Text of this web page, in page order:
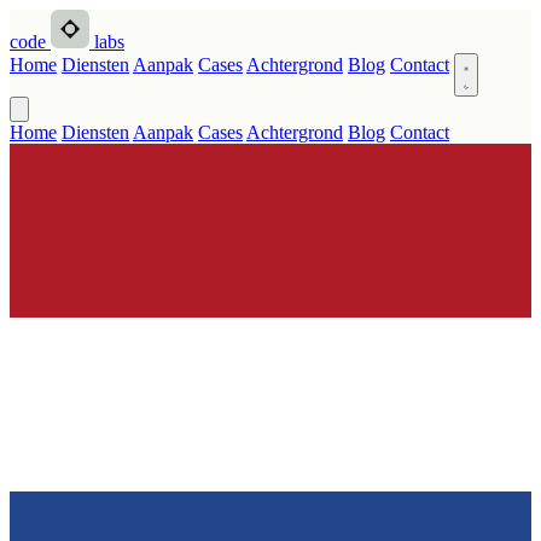
code
labs
Home Diensten Aanpak Cases Achtergrond Blog Contact
Home Diensten Aanpak Cases Achtergrond Blog Contact